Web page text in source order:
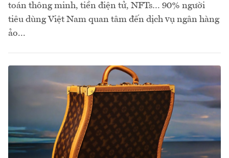
toán thông minh, tiền điện tử, NFTs… 90% người
tiêu dùng Việt Nam quan tâm đến dịch vụ ngân hàng
ảo...